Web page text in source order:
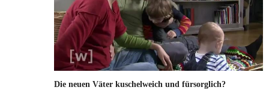
Die neuen Väter kuschelweich und fürsorglich?